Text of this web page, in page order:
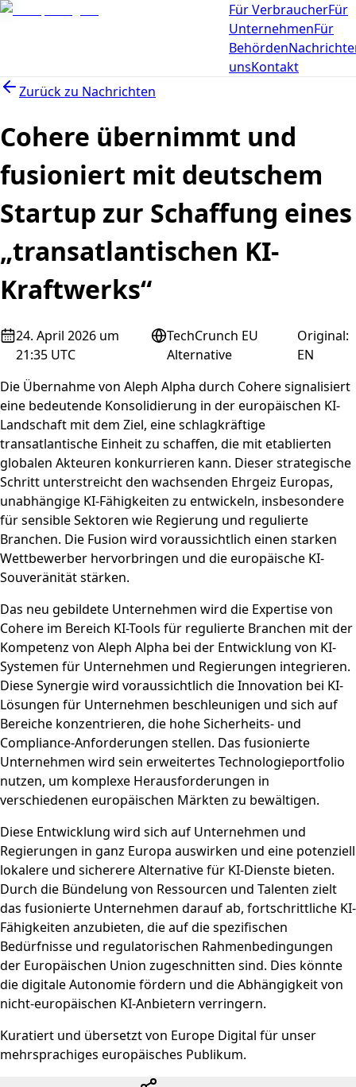
Für VerbraucherFür
UnternehmenFür
Behörden
unsKontakt
Zurück zu Nachrichten
Cohere übernimmt und
fusioniert mit deutschem
Startup zur Schaffung eines
„transatlantischen KI-
Kraftwerks“
24. April 2026 um
21:35 UTC
TechCrunch EU
Alternative
Original:
EN
Die Übernahme von Aleph Alpha durch Cohere signalisiert
eine bedeutende Konsolidierung in der europäischen KI-
Landschaft mit dem Ziel, eine schlagkräftige
transatlantische Einheit zu schaffen, die mit etablierten
globalen Akteuren konkurrieren kann. Dieser strategische
Schritt unterstreicht den wachsenden Ehrgeiz Europas,
unabhängige KI-Fähigkeiten zu entwickeln, insbesondere
für sensible Sektoren wie Regierung und regulierte
Branchen. Die Fusion wird voraussichtlich einen starken
Wettbewerber hervorbringen und die europäische KI-
Souveränität stärken.
Das neu gebildete Unternehmen wird die Expertise von
Cohere im Bereich KI-Tools für regulierte Branchen mit der
Kompetenz von Aleph Alpha bei der Entwicklung von KI-
Systemen für Unternehmen und Regierungen integrieren.
Diese Synergie wird voraussichtlich die Innovation bei KI-
Lösungen für Unternehmen beschleunigen und sich auf
Bereiche konzentrieren, die hohe Sicherheits- und
Compliance-Anforderungen stellen. Das fusionierte
Unternehmen wird sein erweitertes Technologieportfolio
nutzen, um komplexe Herausforderungen in
verschiedenen europäischen Märkten zu bewältigen.
Diese Entwicklung wird sich auf Unternehmen und
Regierungen in ganz Europa auswirken und eine potenziell
lokalere und sicherere Alternative für KI-Dienste bieten.
Durch die Bündelung von Ressourcen und Talenten zielt
das fusionierte Unternehmen darauf ab, fortschrittliche KI-
Fähigkeiten anzubieten, die auf die spezifischen
Bedürfnisse und regulatorischen Rahmenbedingungen
der Europäischen Union zugeschnitten sind. Dies könnte
die digitale Autonomie fördern und die Abhängigkeit von
nicht-europäischen KI-Anbietern verringern.
Kuratiert und übersetzt von Europe Digital für unser
mehrsprachiges europäisches Publikum.